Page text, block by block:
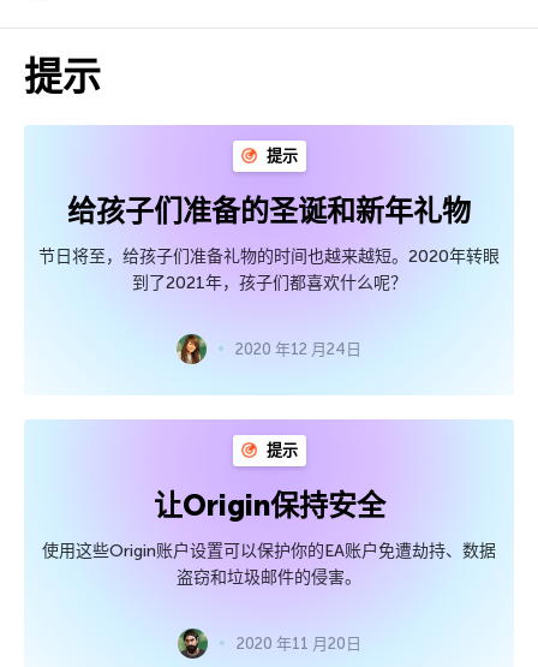
提示
提示
给孩子们准备的圣诞和新年礼物
节日将至，给孩子们准备礼物的时间也越来越短。2020年转眼
到了2021年，孩子们都喜欢什么呢？
2020 年12 月24日
提示
让Origin保持安全
使用这些Origin账户设置可以保护你的EA账户免遭劫持、数据
盗窃和垃圾邮件的侵害。
2020 年11 月20日